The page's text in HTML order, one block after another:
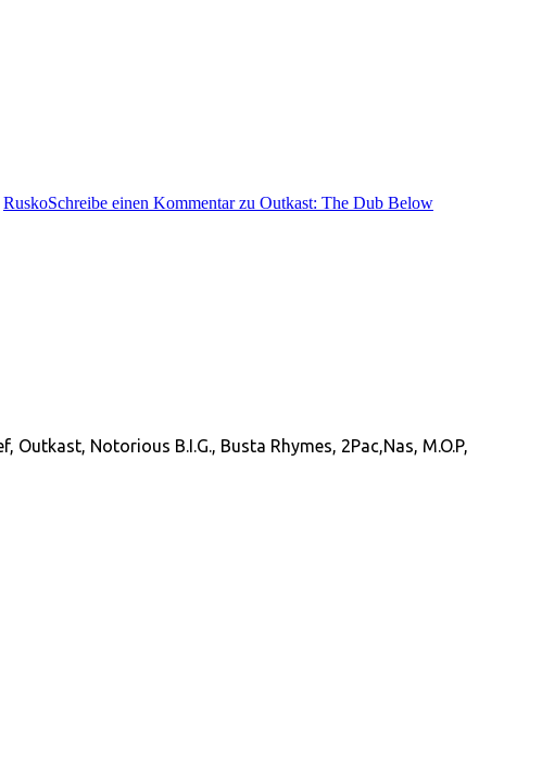
RuskoSchreibe einen Kommentarzu Outkast: The Dub Below
Notorious B.I.G., Busta Rhymes, 2Pac,Nas, M.O.P,